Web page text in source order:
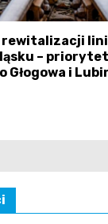
rewitalizacji
–
Głogowa i